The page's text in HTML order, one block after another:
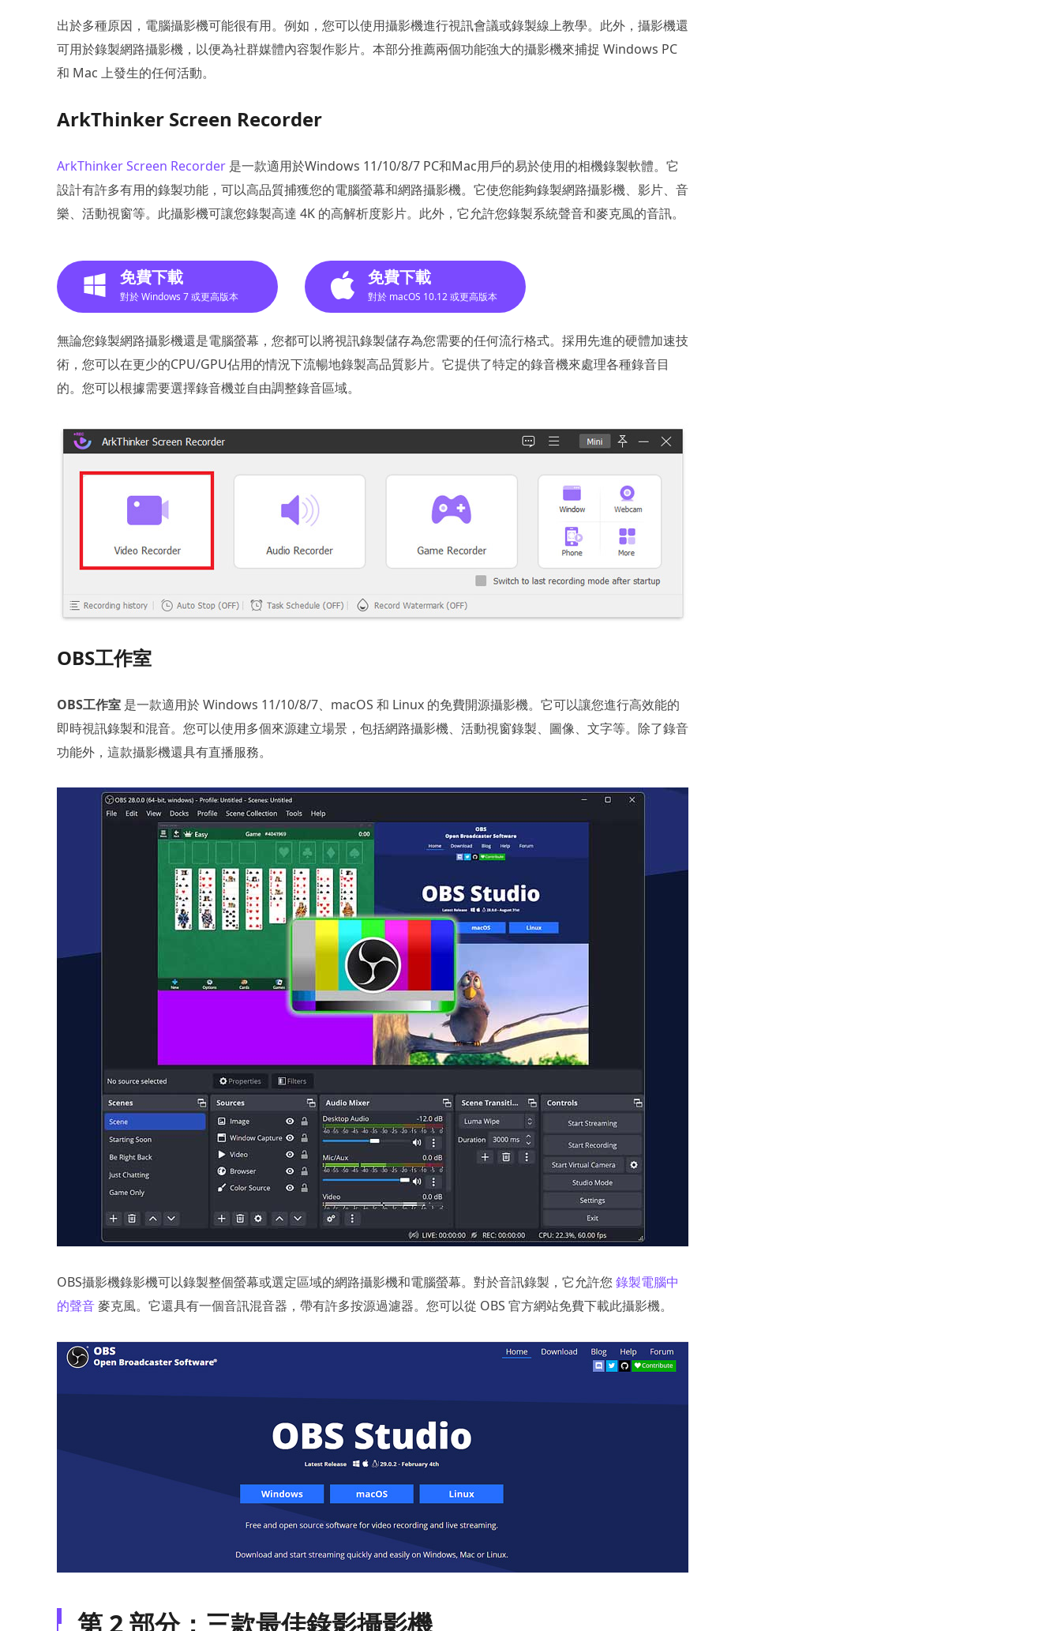
出於多種原因，電腦攝影機可能很有用。例如，您可以使用攝影機進行視訊會議或錄製線上教學。此外，攝影機還
可用於錄製網路攝影機，以便為社群媒體內容製作影片。本部分推薦兩個功能強大的攝影機來捕捉 Windows PC
和 Mac 上發生的任何活動。
ArkThinker Screen Recorder
ArkThinker Screen Recorder 是一款適用於Windows 11/10/8/7 PC和Mac用戶的易於使用的相機錄製軟體。它
設計有許多有用的錄製功能，可以高品質捕獲您的電腦螢幕和網路攝影機。它使您能夠錄製網路攝影機、影片、音
樂、活動視窗等。此攝影機可讓您錄製高達 4K 的高解析度影片。此外，它允許您錄製系統聲音和麥克風的音訊。
免費下載
對於 Windows 7 或更高版本
免費下載
對於 macOS 10.12 或更高版本
無論您錄製網路攝影機還是電腦螢幕，您都可以將視訊錄製儲存為您需要的任何流行格式。採用先進的硬體加速技
術，您可以在更少的CPU/GPU佔用的情況下流暢地錄製高品質影片。它提供了特定的錄音機來處理各種錄音目
的。您可以根據需要選擇錄音機並自由調整錄音區域。
OBS工作室
OBS工作室 是一款適用於 Windows 11/10/8/7、macOS 和 Linux 的免費開源攝影機。它可以讓您進行高效能的
即時視訊錄製和混音。您可以使用多個來源建立場景，包括網路攝影機、活動視窗錄製、圖像、文字等。除了錄音
功能外，這款攝影機還具有直播服務。
OBS攝影機錄影機可以錄製整個螢幕或選定區域的網路攝影機和電腦螢幕。對於音訊錄製，它允許您 錄製電腦中
的聲音麥克風。它還具有一個音訊混音器，帶有許多按源過濾器。您可以從 OBS 官方網站免費下載此攝影機。
第 2 部分：三款最佳錄影攝影機